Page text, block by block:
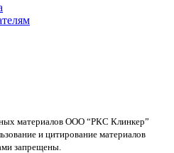
материалов ООО “РКС Клинкер”
и цитирование материалов
запрещены.